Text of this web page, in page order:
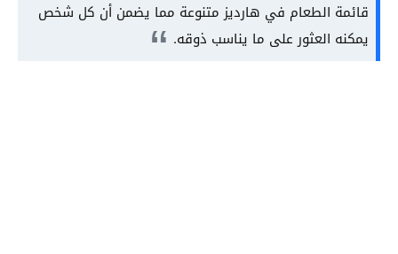
قائمة الطعام في هارديز متنوعة مما يضمن أن كل شخص
يمكنه العثور على ما يناسب ذوقه.